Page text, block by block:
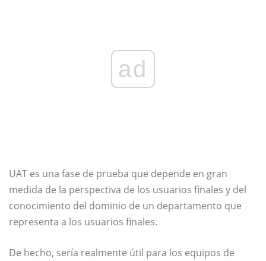
ad
UAT es una fase de prueba que depende en gran
medida de la perspectiva de los usuarios finales y del
conocimiento del dominio de un departamento que
representa a los usuarios finales.
De hecho, sería realmente útil para los equipos de